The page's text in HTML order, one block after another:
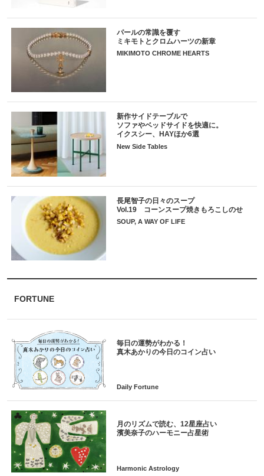
パールの常識を覆す
ミキモトとクロムハーツの新章
MIKIMOTO CHROME HEARTS
新作サイドテーブルで
ソファやベッドサイドを快適に。
イクスシー、HAYほか6選
New Side Tables
長尾智子の日々のスープ
Vol.19 コーンスープ焼きもろこしのせ
SOUP, A WAY OF LIFE
FORTUNE
毎日の運勢がわかる！
月のリズムで読む、12星座占い